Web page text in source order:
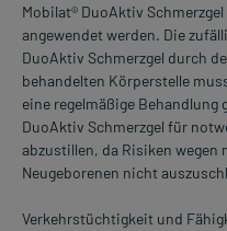
Mobilat® DuoAktiv
angewendet werden. Die
DuoAktiv Schmerzgel durch
behandelten Körperstelle
eine regelmäßige
DuoAktiv Schmerzgel für
abzustillen, da Risiken wegen
Neugeborenen nicht
Verkehrstüchtigkeit und